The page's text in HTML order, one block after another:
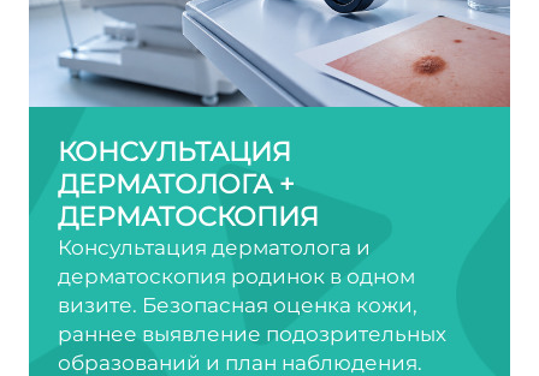
КОНСУЛЬТАЦИЯ
ДЕРМАТОЛОГА +
ДЕРМАТОСКОПИЯ
Консультация дерматолога и
дерматоскопия родинок в одном
визите. Безопасная оценка кожи,
раннее выявление подозрительных
образований и план наблюдения.